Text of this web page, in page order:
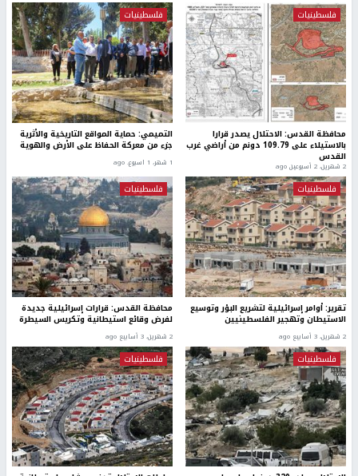
فلسطينيات
محافظة القدس: الاحتلال يصدر قرارا
بالاستيلاء على 109.79 دونم من أراضي غرب
القدس
2 شهرين، 2 أسبوعين ago
فلسطينيات
التميمي: حماية المواقع التاريخية والأثرية
جزء من معركة الحفاظ على الأرض والهوية
1 شهر، 1 اسبوع. ago
فلسطينيات
تقرير: أوامر إسرائيلية لتشريع البؤر وتوسيع
الاستيطان وتهجير الفلسطينيين
2 شهرين، 3 أسابيع ago
فلسطينيات
محافظة القدس: قرارات إسرائيلية جديدة
لفرض وقائع استيطانية وتكريس السيطرة
2 شهرين، 3 أسابيع ago
فلسطينيات فلسطينيات